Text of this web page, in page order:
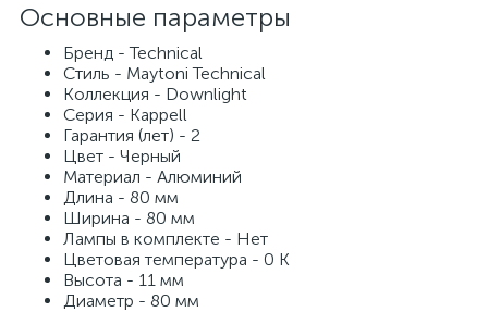
Основные параметры
Бренд - Technical
Стиль - Maytoni Technical
Коллекция - Downlight
Серия - Kappell
Гарантия (лет) - 2
Цвет - Черный
Материал - Алюминий
Длина - 80 мм
Ширина - 80 мм
Лампы в комплекте - Нет
Цветовая температура - 0 K
Высота - 11 мм
Диаметр - 80 мм